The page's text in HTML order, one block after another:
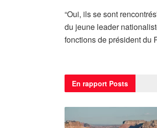
“Oui, ils se sont
du jeune leader
fonctions de président du
En rapport Posts